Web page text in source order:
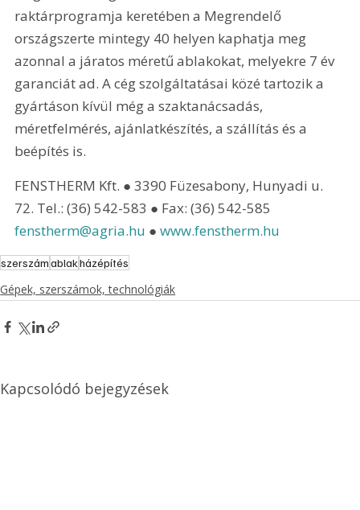
raktárprogramja keretében a Megrendelő
országszerte mintegy 40 helyen kaphatja meg
azonnal a járatos méretű ablakokat, melyekre 7 év
garanciát ad. A cég szolgáltatásai közé tartozik a
gyártáson kívül még a szaktanácsadás,
méretfelmérés, ajánlatkészítés, a szállítás és a
beépítés is.
FENSTHERM Kft. ● 3390 Füzesabony, Hunyadi u.
72. Tel.: (36) 542-583 ● Fax: (36) 542-585
fenstherm@agria.hu ● www.fenstherm.hu
szerszámablakházépítés
Gépek, szerszámok, technológiák
Kapcsolódó bejegyzések